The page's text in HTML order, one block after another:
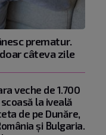
prematur.
câteva zile
veche de 1.700
la iveală
de pe Dunăre,
şi Bulgaria.